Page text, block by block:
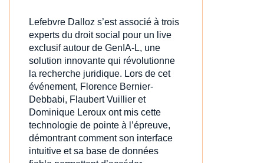
Lefebvre Dalloz s’est associé à trois
experts du droit social pour un live
exclusif autour de GenIA‑L, une
solution innovante qui révolutionne
la recherche juridique. Lors de cet
événement, Florence Bernier-
Debbabi, Flaubert Vuillier et
Dominique Leroux ont mis cette
technologie de pointe à l’épreuve,
démontrant comment son interface
intuitive et sa base de données